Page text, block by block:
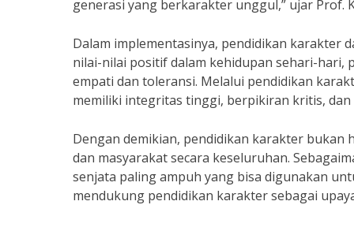
generasi yang berkarakter unggul,” ujar Prof.
Dalam implementasinya, pendidikan karakter
nilai-nilai positif dalam kehidupan sehari-hari,
empati dan toleransi. Melalui pendidikan
memiliki integritas tinggi, berpikiran kritis,
Dengan demikian, pendidikan karakter
dan masyarakat secara keseluruhan.
senjata paling ampuh yang bisa digunakan
mendukung pendidikan karakter sebagai